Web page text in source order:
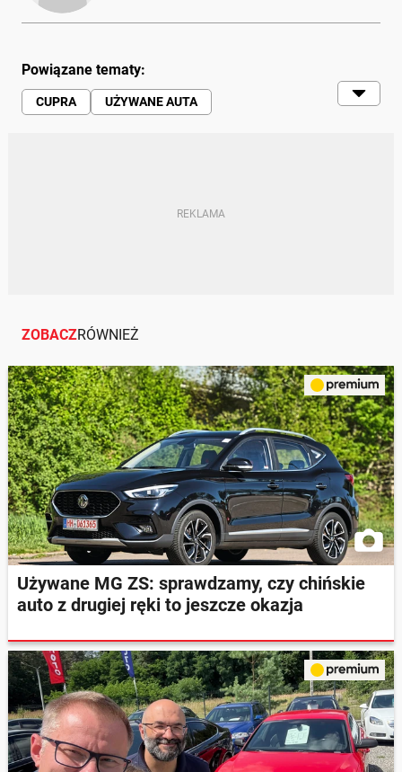
Powiązane tematy:
CUPRA
UŻYWANE AUTA
ZOBACZRÓWNIEŻ
Używane MG ZS: sprawdzamy, czy chińskie
auto z drugiej ręki to jeszcze okazja